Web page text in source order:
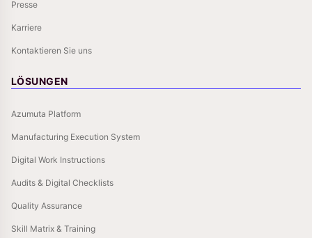
Presse
Karriere
Kontaktieren Sie uns
LÖSUNGEN
Azumuta Platform
Manufacturing Execution System
Digital Work Instructions
Audits & Digital Checklists
Quality Assurance
Skill Matrix & Training